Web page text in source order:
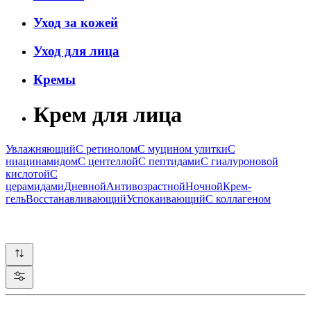
Уход за кожей
Уход для лица
Кремы
Крем для лица
УвлажняющийС ретиноломС муцином улиткиС
ниацинамидомС центеллойС пептидамиС гиалуроновой
кислотойС
церамидамиДневнойАнтивозрастнойНочнойКрем-
гельВосстанавливающийУспокаивающийС коллагеном